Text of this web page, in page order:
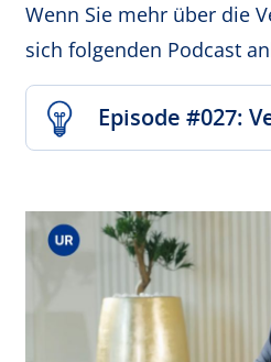
Wenn Sie mehr über die
sich folgenden Podcast
Episode #027: